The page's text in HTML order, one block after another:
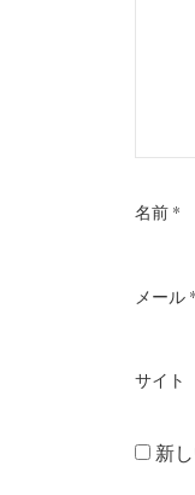
名前 *
メール *
サイト
新